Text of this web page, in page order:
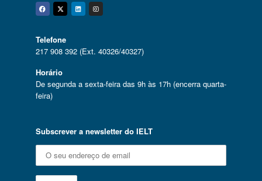
Facebook
Twitter
Linkedin
Instagram
Telefone
217 908 392 (Ext. 40326/40327)
Horário
De segunda a sexta-feira das 9h às 17h (encerra quarta-
feira)
Subscrever a newsletter do IELT